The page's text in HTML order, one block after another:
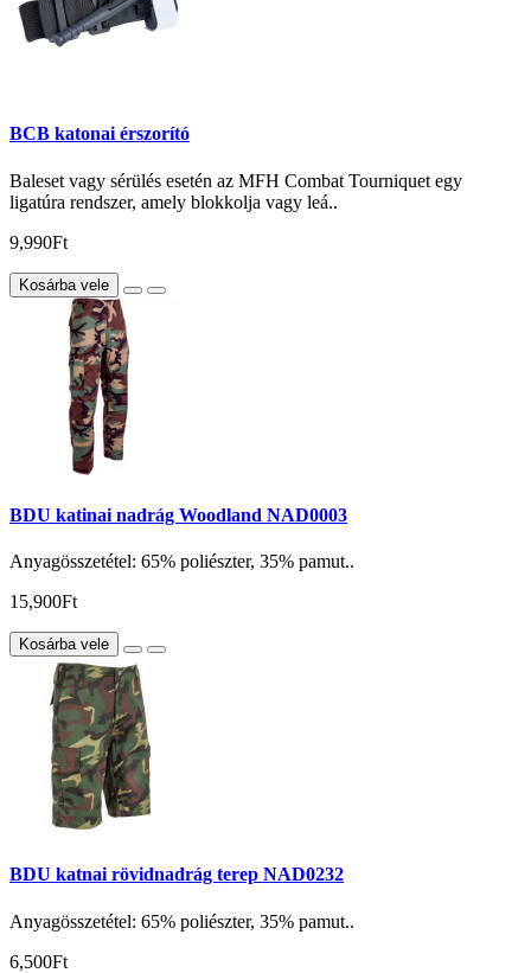
BCB katonai érszorító
Baleset vagy sérülés esetén az MFH Combat Tourniquet egy
ligatúra rendszer, amely blokkolja vagy leá..
9,990Ft
Kosárba vele
BDU katinai nadrág Woodland NAD0003
Anyagösszetétel: 65% poliészter, 35% pamut..
15,900Ft
Kosárba vele
BDU katnai rövidnadrág terep NAD0232
Anyagösszetétel: 65% poliészter, 35% pamut..
6,500Ft